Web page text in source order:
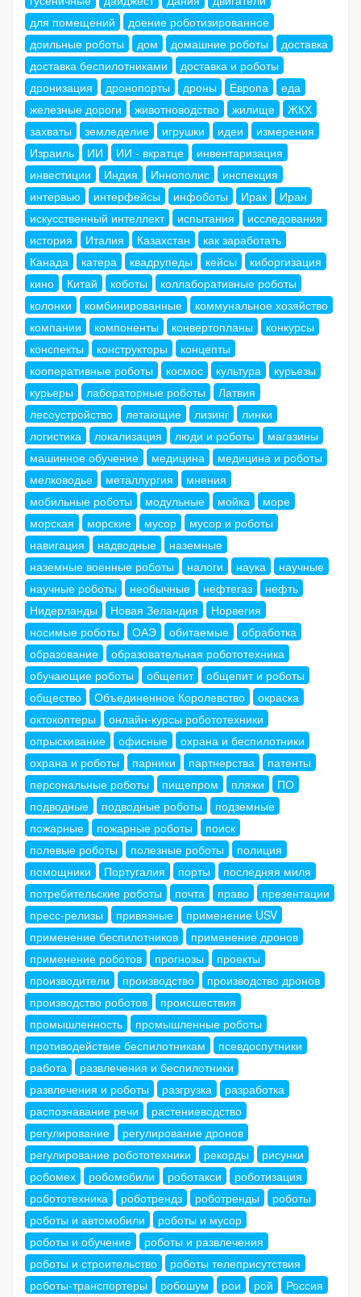
для помещений
доение роботизированное
доильные роботы
дом домашние роботы
доставка
доставка беспилотниками
доставка и роботы
дронизация
дронопорты дроны Европа
еда
железные дороги
животноводство жилище
ЖКХ
захваты
земледелие игрушки идеи
измерения
Израиль
ИИ ИИ - вкратце
инвентаризация
инвестиции
Индия Иннополис
инспекция
интервью
интерфейсы инфоботы Ирак
Иран
искусственный интеллект
испытания
исследования
история
Италия Казахстан
как заработать
Канада
катера квадрупеды кейсы
киборгизация
кино
Китай коботы
коллаборативные роботы
колонки
комбинированные
коммунальное хозяйство
компании
компоненты конвертопланы
конкурсы
конспекты
конструкторы
концепты
кооперативные роботы
космос культура
курьезы
курьеры
лабораторные роботы
Латвия
лесоустройство
летающие лизинг
линки
логистика
локализация люди и роботы
магазины
машинное обучение
медицина
медицина и роботы
мелководье
металлургия
мнения
мобильные роботы
модульные мойка
море
морская
морские мусор
мусор и роботы
навигация
надводные
наземные
наземные военные роботы
налоги наука
научные
научные роботы
необычные нефтегаз
нефть
Нидерланды
Новая Зеландия
Норвегия
носимые роботы
ОАЭ обитаемые
обработка
образование
образовательная робототехника
обучающие роботы
общепит
общепит и роботы
общество
Объединенное Королевство
окраска
октокоптеры
онлайн-курсы робототехники
опрыскивание
офисные
охрана и беспилотники
охрана и роботы
парники партнерства
патенты
персональные роботы
пищепром пляжи
ПО
подводные
подводные роботы
подземные
пожарные
пожарные роботы
поиск
полевые роботы
полезные роботы
полиция
помощники
Португалия порты
последняя миля
потребительские роботы
почта право
презентации
пресс-релизы
привязные
применение USV
применение беспилотников
применение дронов
применение роботов
прогнозы
проекты
производители
производство
производство дронов
производство роботов
происшествия
промышленность
промышленные роботы
противодействие беспилотникам
псевдоспутники
работа
развлечения и беспилотники
развлечения и роботы
разгрузка
разработка
распознавание речи
растениеводство
регулирование
регулирование дронов
регулирование робототехники
рекорды
рисунки
робомех
робомобили роботакси
роботизация
робототехника
роботрендз роботренды
роботы
роботы и автомобили
роботы и мусор
роботы и обучение
роботы и развлечения
роботы и строительство
роботы телеприсутствия
роботы-транспортеры
робошум рои рой
Россия